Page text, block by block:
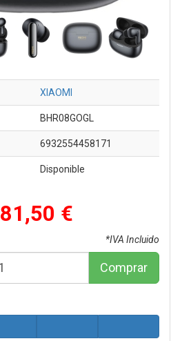
XIAOMI
BHR08GOGL
6932554458171
Disponible
81,50 €
*IVA Incluido
Comprar